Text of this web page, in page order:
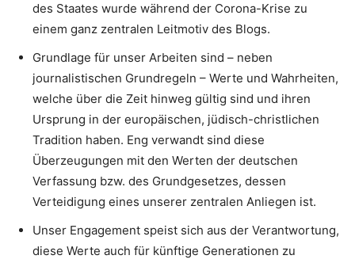
des Staates wurde während der Corona-Krise zu
einem ganz zentralen Leitmotiv des Blogs.
Grundlage für unser Arbeiten sind – neben
journalistischen Grundregeln – Werte und Wahrheiten,
welche über die Zeit hinweg gültig sind und ihren
Ursprung in der europäischen, jüdisch-christlichen
Tradition haben. Eng verwandt sind diese
Überzeugungen mit den Werten der deutschen
Verfassung bzw. des Grundgesetzes, dessen
Verteidigung eines unserer zentralen Anliegen ist.
Unser Engagement speist sich aus der Verantwortung,
diese Werte auch für künftige Generationen zu